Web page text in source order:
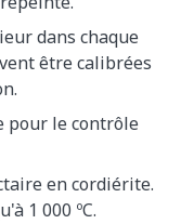
dans chaque
être calibrées
pour le contrôle
en cordiérite.
1 000 ºC.